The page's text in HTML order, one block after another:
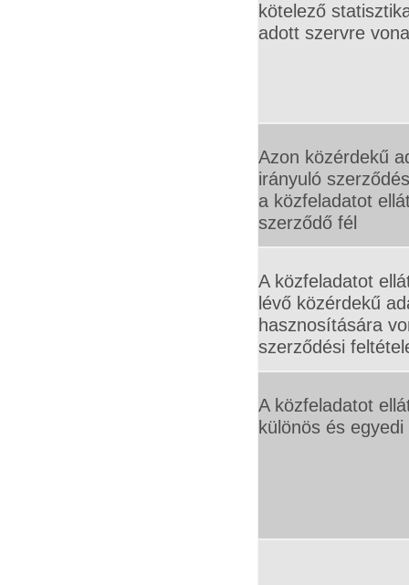
kötelező
adott szervre
Azon közérdekű
irányuló
a közfeladatot
szerződő fél
A közfeladatot
lévő közérdekű
hasznosítására
szerződési
A közfeladatot
különös és